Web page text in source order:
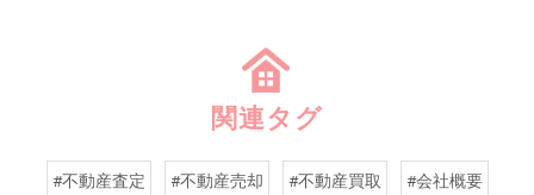
関連タグ
#不動産査定 #不動産売却 #不動産買取 #会社概要